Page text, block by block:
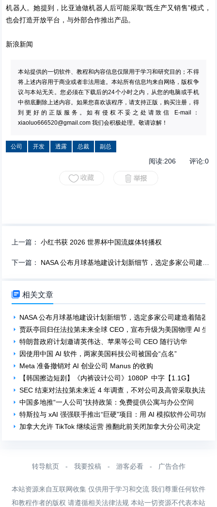
机器人。她提到，比亚迪做机器人后可能采取“既生产又销售”模式，
也会打造开放平台，与外部合作推出产品。
新浪新闻
本站提供的一切软件、教程和内容信息仅限用于学习和研究目的；不得
将上述内容用于商业或者非法用途。本站所有信息均来自网络，版权争
议与本站无关。您必须在下载后的24个小时之内，从您的电脑或手机
中彻底删除上述内容。如果您喜欢该程序，请支持正版，购买注册，得
到更好的正版服务。如有侵权不妥之处请致信 E-mail：
xiaoluo666520@gmail.com 我们会积极处理。敬请谅解！
公司 开发 透露 总裁 副总
阅读:206评论:0
上一篇：小红书获 2026 世界杯中国流媒体转播权
下一篇： NASA 公布月球基地建设计划新细节，选定多家公司建造着陆器
 相关文章
NASA 公布月球基地建设计划新细节，选定多家公司建造着陆器
贾跃亭回归任法拉第未来全球 CEO，宣布升级为美国物理 AI 生
特朗普政府计划邀请英伟达、苹果等公司 CEO 随行访华
因使用中国 AI 软件，两家美国科技公司被国会“点名”
Meta 准备撤销对 AI 创业公司 Manus 的收购
【韩国擦边短剧】《内裤设计公司》1080P 中字【1.1G】
SEC 结束对法拉第未来近 4 年调查，不对公司及高管采取执法行
中国多地推“一人公司”扶持政策：免费提供公寓与办公空间
特斯拉与 xAI 强强联手推出“巨硬”项目：用 AI 模拟软件公司功能
加拿大允许 TikTok 继续运营 推翻此前关闭加拿大分公司决定
转导航页 - 我要投稿 - 游客必看 - 广告合作
本站资源来自互联网收集 仅供用于学习和交流 我们尊重任何软件
和教程作者的版权 请遵循相关法律法规 本站一切资源不代表本站